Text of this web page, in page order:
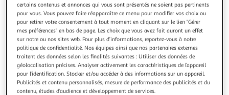
XILON
Mousse à raser peaux sensibles
La mousse à raser Xilon peaux sensibles a une formule
riche et onctueuse, conçue pour vous procurer un rasage
efficace tout en douceur.
En savoir +
300ml
Vous voulez connaître le prix de ce produit ?
certains contenus et annonces qui vous sont présentés ne soient pas pertinents
pour vous. Vous pouvez faire réapparaître ce menu pour modifier vos choix ou
pour retirer votre consentement à tout moment en cliquant sur le lien "Gérer
mes préférences" en bas de page. Les choix que vous avez fait auront un effet
sur notre ou nos sites web. Pour plus d’informations, reportez-vous à notre
politique de confidentialité. Nos équipes ainsi que nos partenaires externes
traitent des données selon les finalités suivantes : Utiliser des données de
géolocalisation précises. Analyser activement les caractéristiques de l’appareil
pour l’identification. Stocker et/ou accéder à des informations sur un appareil.
Publicités et contenu personnalisés, mesure de performance des publicités et du
contenu, études d’audience et développement de services.